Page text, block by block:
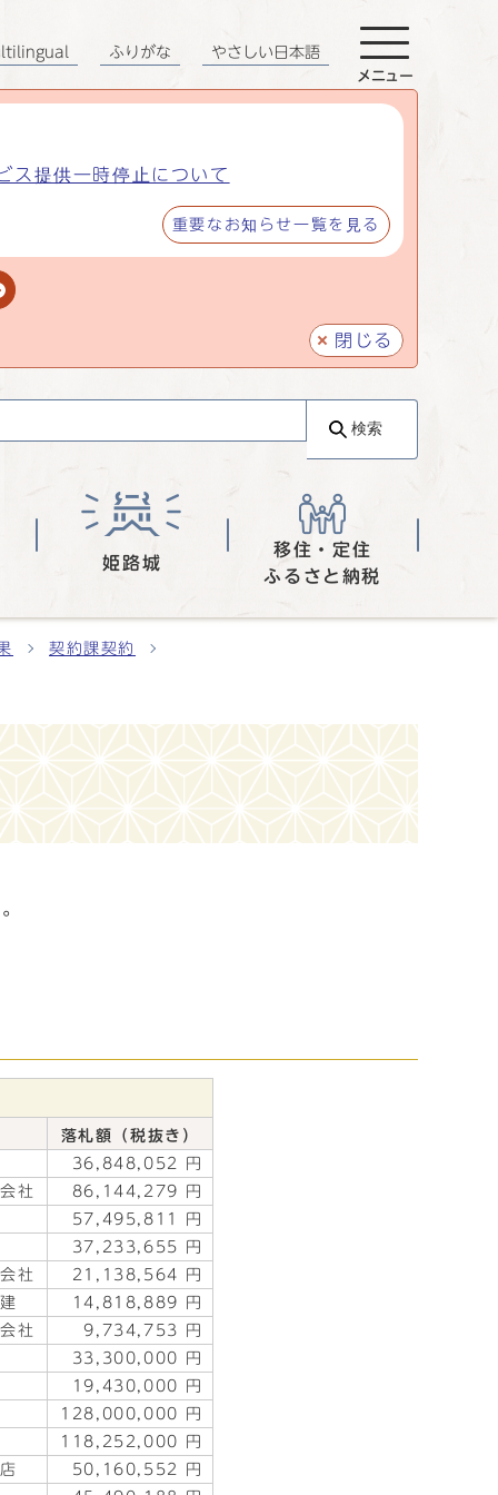
ス提供一時停止について
重要なお知らせ一覧を見る
閉じる
ふりがな やさしい日本語
メニュー
検索
姫路城
移住・定住
ふるさと納税
契約課契約
落札額（税抜き）
36,848,052 円
社
86,144,279 円
57,495,811 円
37,233,655 円
社
21,138,564 円
14,818,889 円
社
9,734,753 円
33,300,000 円
19,430,000 円
128,000,000 円
118,252,000 円
50,160,552 円